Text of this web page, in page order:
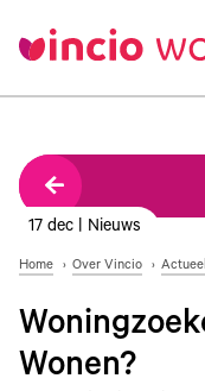
17 dec | Nieuws
Home Over Vincio Actueel
Wonen?